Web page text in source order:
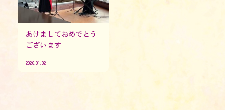
あけましておめでとう
ございます
2026.01.02